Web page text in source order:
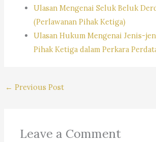
Ulasan Mengenai Seluk Beluk
(Perlawanan Pihak Ketiga)
Ulasan Hukum Mengenai Jenis-
Pihak Ketiga dalam Perkara
← Previous Post
Leave a Comment